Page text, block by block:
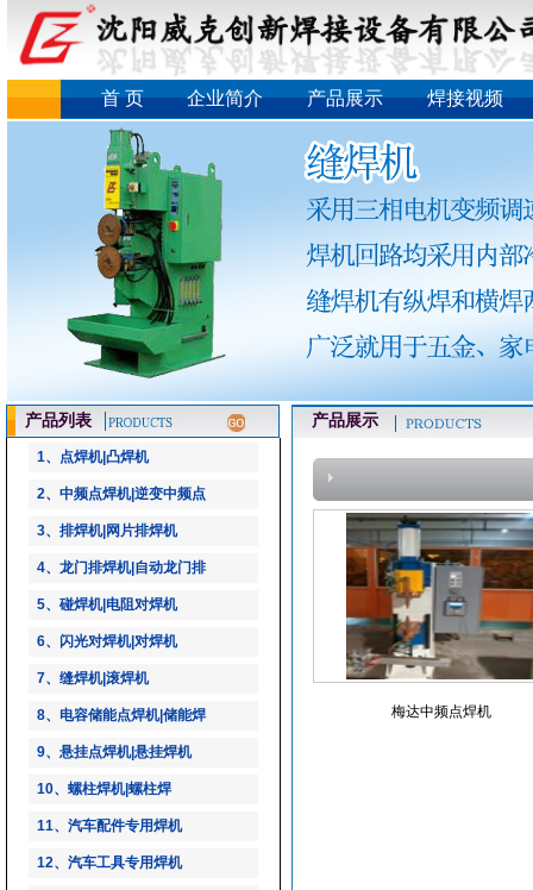
首 页 企业简介 产品展示 焊接视频
产品列表
1、点焊机|凸焊机
2、中频点焊机|逆变中频点
3、排焊机|网片排焊机
4、龙门排焊机|自动龙门排
5、碰焊机|电阻对焊机
6、闪光对焊机|对焊机
7、缝焊机|滚焊机
8、电容储能点焊机|储能焊
9、悬挂点焊机|悬挂焊机
10、螺柱焊机|螺柱焊
11、汽车配件专用焊机
12、汽车工具专用焊机
产品展示
梅达中频点焊机